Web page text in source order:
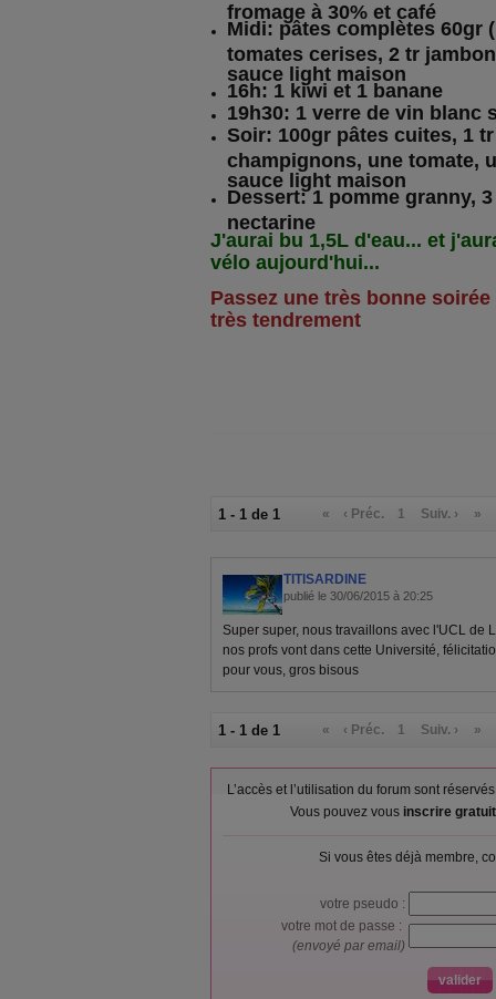
fromage à 30% et café
Midi: pâtes complètes 60gr
tomates cerises, 2 tr
sauce light maison
16h: 1 kiwi et 1 banane
19h30: 1 verre de vin blanc
Soir: 100gr pâtes cuites, 1
champignons, une tomate,
sauce light maison
Dessert: 1 pomme granny,
nectarine
J'aurai bu 1,5L d'eau... et
vélo aujourd'hui...
Passez une très bonne
très tendrement
1 - 1 de 1 « ‹ Préc. 1 Suiv. › »
TITISARDINE
publié le 30/06/2015 à 20:25
Super super, nous travaillons avec l'UCL de
nos profs vont dans cette Université,
pour vous, gros bisous
1 - 1 de 1 « ‹ Préc. 1 Suiv. › »
L’accès et l’utilisation du forum sont
Vous pouvez vous inscrire
Si vous êtes déjà membre,
votre pseudo :
votre mot de passe :
(envoyé par email)